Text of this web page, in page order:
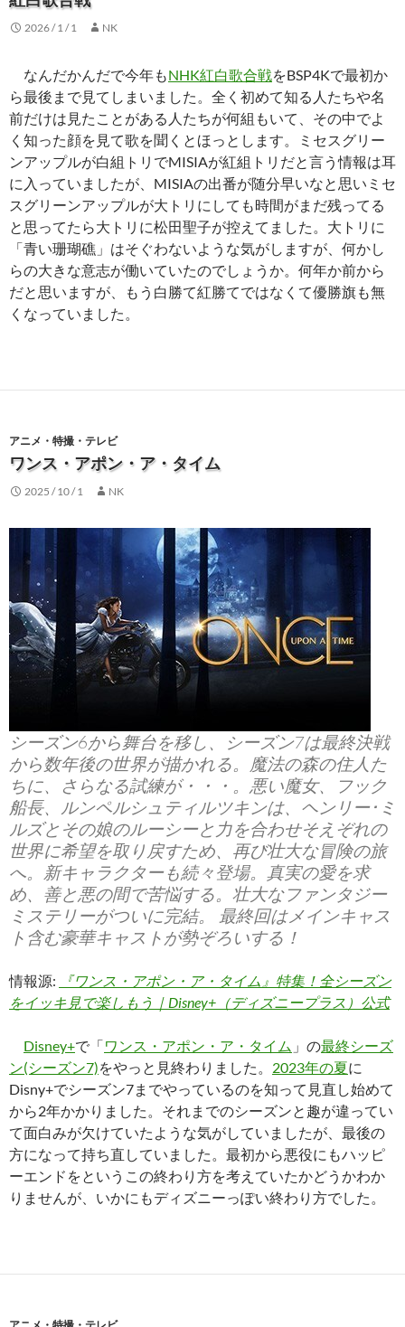
2026 / 1 / 1 NK
なんだかんだで今年もNHK紅白歌合戦をBSP4Kで最初か
ら最後まで見てしまいました。全く初めて知る人たちや名
前だけは見たことがある人たちが何組もいて、その中でよ
く知った顔を見て歌を聞くとほっとします。ミセスグリー
ンアップルが白組トリでMISIAが紅組トリだと言う情報は耳
に入っていましたが、MISIAの出番が随分早いなと思いミセ
スグリーンアップルが大トリにしても時間がまだ残ってる
と思ってたら大トリに松田聖子が控えてました。大トリに
「青い珊瑚礁」はそぐわないような気がしますが、何かし
らの大きな意志が働いていたのでしょうか。何年か前から
だと思いますが、もう白勝て紅勝てではなくて優勝旗も無
くなっていました。
アニメ・特撮・テレビ
ワンス・アポン・ア・タイム
2025 / 10 / 1 NK
シーズン6から舞台を移し、シーズン7は最終決戦
から数年後の世界が描かれる。魔法の森の住人た
ちに、さらなる試練が・・・。悪い魔女、フック
船長、ルンペルシュティルツキンは、ヘンリー･ミ
ルズとその娘のルーシーと力を合わせそえぞれの
世界に希望を取り戻すため、再び壮大な冒険の旅
へ。新キャラクターも続々登場。真実の愛を求
め、善と悪の間で苦悩する。壮大なファンタジー
ミステリーがついに完結。 最終回はメインキャス
ト含む豪華キャストが勢ぞろいする！
情報源:
『ワンス・アポン・ア・タイム』特集！全シーズン
をイッキ見で楽しもう｜Disney+（ディズニープラス）公式
Disney+で「ワンス・アポン・ア・タイム 」の最終シーズ
ン(シーズン7)をやっと見終わりました。 2023年の夏に
Disny+でシーズン7までやっているのを知って見直し始めて
から2年かかりました。それまでのシーズンと趣が違ってい
て面白みが欠けていたような気がしていましたが、最後の
方になって持ち直していました。最初から悪役にもハッピ
ーエンドをというこの終わり方を考えていたかどうかわか
りませんが、いかにもディズニーっぽい終わり方でした。